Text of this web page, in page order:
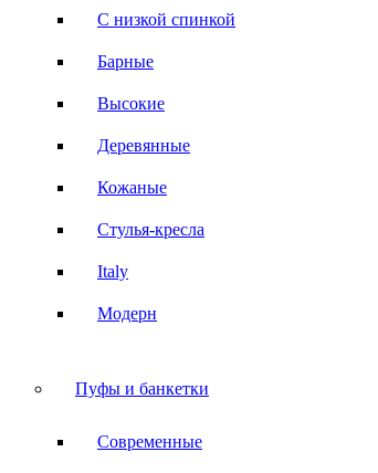
С низкой спинкой
Барные
Высокие
Деревянные
Кожаные
Стулья-кресла
Italy
Модерн
Пуфы и банкетки
Современные